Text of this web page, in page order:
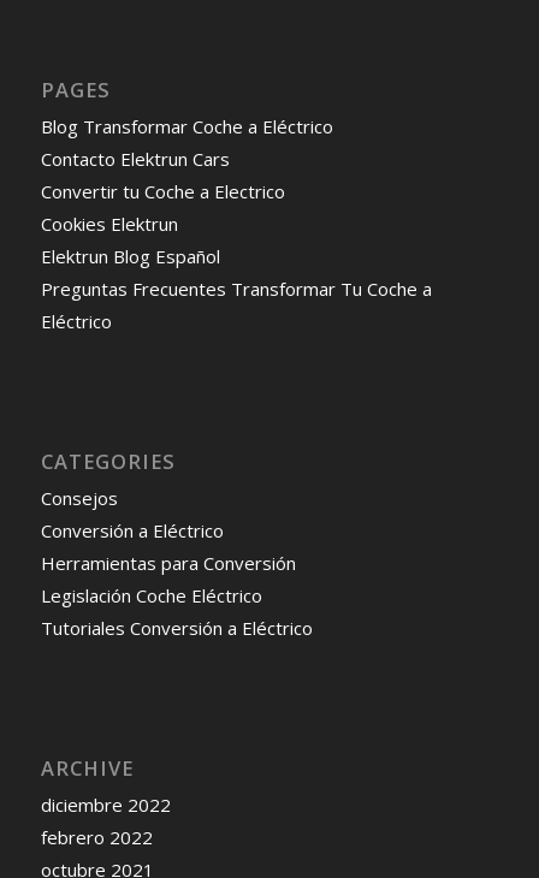
PAGES
Blog Transformar Coche a Eléctrico
Contacto Elektrun Cars
Convertir tu Coche a Electrico
Cookies Elektrun
Elektrun Blog Español
Preguntas Frecuentes Transformar Tu Coche a
Eléctrico
CATEGORIES
Consejos
Conversión a Eléctrico
Herramientas para Conversión
Legislación Coche Eléctrico
Tutoriales Conversión a Eléctrico
ARCHIVE
diciembre 2022
febrero 2022
octubre 2021